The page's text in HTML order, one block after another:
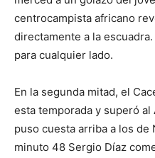
centrocampista africano
directamente a la
para cualquier lado.
En la segunda mitad, el
esta temporada y superó
puso cuesta arriba a los de
minuto 48 Sergio Díaz